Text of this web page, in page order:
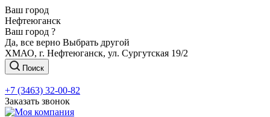
Ваш город
Нефтеюганск
Ваш город ?
Да, все верно Выбрать другой
ХМАО, г. Нефтеюганск, ул. Сургутская 19/2
Поиск
+7 (3463) 32-00-82
Заказать звонок